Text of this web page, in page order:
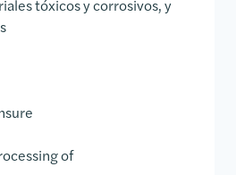
tóxicos y corrosivos, y
of